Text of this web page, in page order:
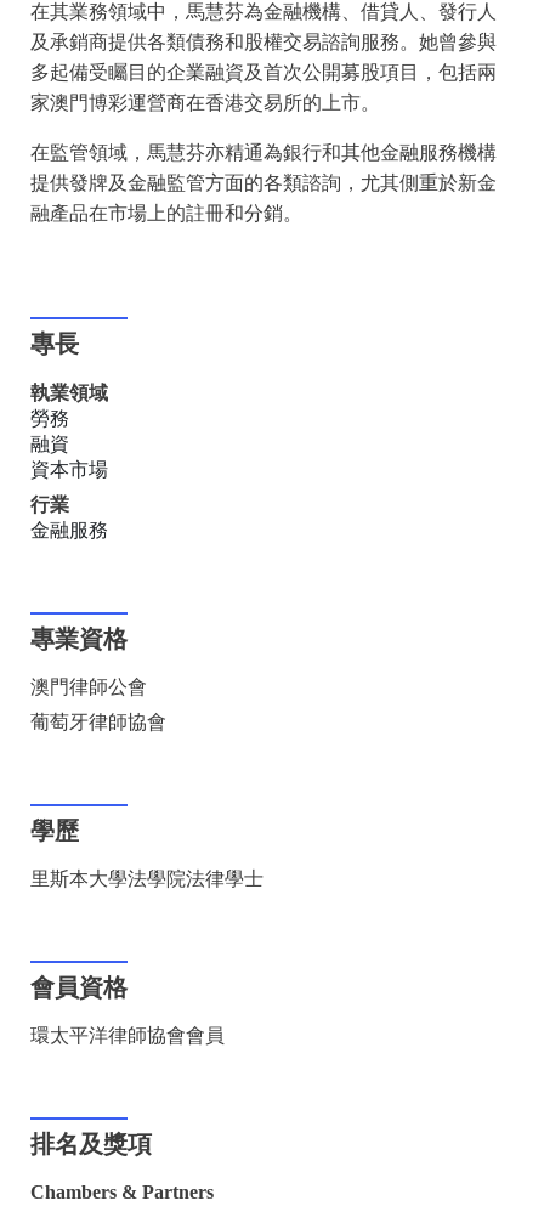
在其業務領域中，馬慧芬為金融機構、借貸人、發行人
及承銷商提供各類債務和股權交易諮詢服務。她曾參與
多起備受矚目的企業融資及首次公開募股項目，包括兩
家澳門博彩運營商在香港交易所的上市。
在監管領域，馬慧芬亦精通為銀行和其他金融服務機構
提供發牌及金融監管方面的各類諮詢，尤其側重於新金
融產品在市場上的註冊和分銷。
專長
執業領域
勞務
融資
資本市場
行業
金融服務
專業資格
澳門律師公會
葡萄牙律師協會
學歷
里斯本大學法學院法律學士
會員資格
環太平洋律師協會會員
排名及獎項
Chambers & Partners